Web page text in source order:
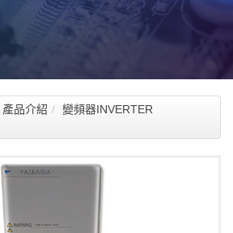
產品介紹
變頻器INVERTER